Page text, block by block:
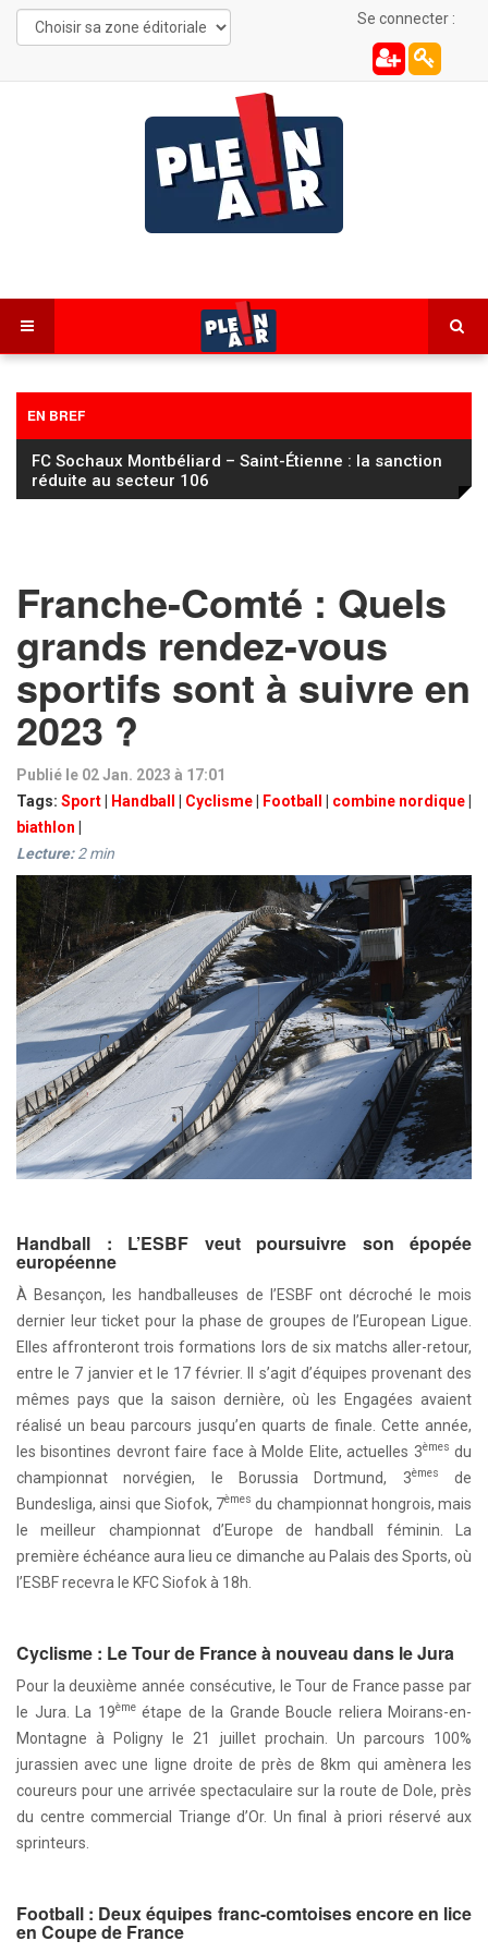
Se connecter :
EN BREF
FC Sochaux Montbéliard – Saint-Étienne : la sanction
réduite au secteur 106
Franche-Comté : Quels
grands rendez-vous
sportifs sont à suivre en
2023 ?
Publié le 02 Jan. 2023 à 17:01
Tags: Sport Handball Cyclisme Football combine nordique
biathlon
Lecture: 2min
Handball : L’ESBF veut poursuivre son épopée
européenne
À Besançon, les handballeuses de ’ESBF ont décroché le mois
dernier leur ticket pour la phase de groupes de l’European Ligue
Elles affronteront trois formations lors de six matchs aller-retour,
entre le 7 janvier et le 17 février. s’agit d’équipes provenant des
mêmes pays que la saison dernière, où les Engagées avaient
réalisé un beau parcours jusqu’en quarts de finale Cette année,
les bisontines devront faire face à Molde Elite, actuelles 3èmes du
championnat norvégien, le Borussia Dortmund, 3èmes de
Bundesliga, ainsi que Siofok, 7èmes du championnat hongrois, mais
le meilleur championnat d’Europe de handball féminin. La
première échéance aura lieu ce dimanche au Palais des Sports, où
l’ESBF recevra le KFC Siofok à 18h.
Cyclisme : Le Tour de France à nouveau dans le Jura
Pour la deuxième année consécutive, le Tour de France passe par
le Jura. La 19èmeétape de la Grande Boucle reliera Moirans-en-
Montagne à Poligny le 21 juillet prochain. Un parcours 100%
jurassien avec une ligne droite de près de 8km qui amènera les
coureurs pour une arrivée spectaculaire sur la route de Dole, près
du centre commercial Triange d’Or. Un final à priori réservé aux
sprinteurs.
Football : Deux équipes franc-comtoises encore en lice
en Coupe de France